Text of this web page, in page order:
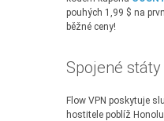
pouhých 1,99 $ na
běžné ceny!
Spojené
Flow VPN poskytuje
hostitele poblíž